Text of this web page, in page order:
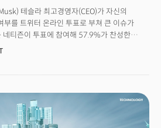
하도록 할 계획입니다. 구글은 1월 10일로
하고, 팀 상황에 맞게 주 3회 출근하는 방식을
팀별로 재택과 출근
스포스 역시 가능한 한 대면 미팅을
복귀 일정을 잡지 않고 있는데요. 이밖에
9월까지 사무실 출근 없이 재택근무 정책을
테슬라 최고경영자(CEO)가 자신의
를 트위터 온라인 투표로 부쳐 큰 이슈가
티즌이 투표에 참여해 57.9%가 찬성한
(현지시각) 테슬라 주가는 개장 전 거래에서
행동은 최근 미국 민주당이 제안한
대한 반감을 표현한 것으로 보이는데요. 이
미실현 이익에 대해서도 최소 20%의 세율을